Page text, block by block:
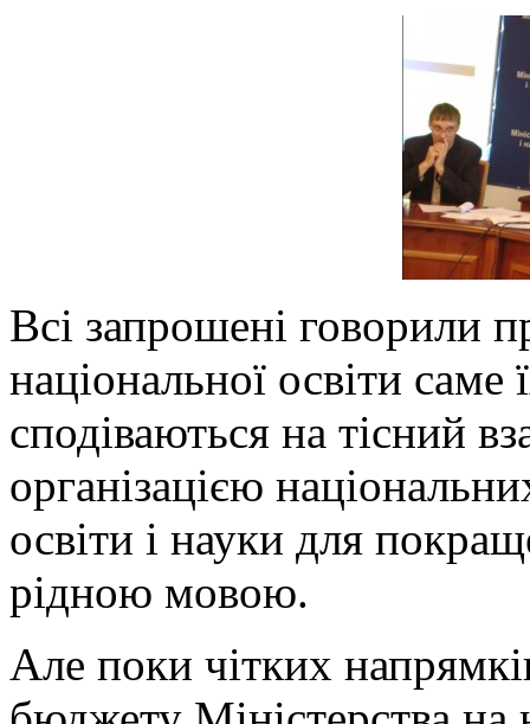
Всі запрошені говорили
національної освіти
сподіваються на тісний
організацією
освіти і науки для
рідною мовою.
Але поки чітких